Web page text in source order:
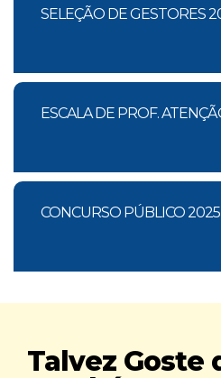
SELEÇÃO DE GESTORES
ESCALA DE PROF.
CONCURSO PÚBLICO 2025
Talvez Goste